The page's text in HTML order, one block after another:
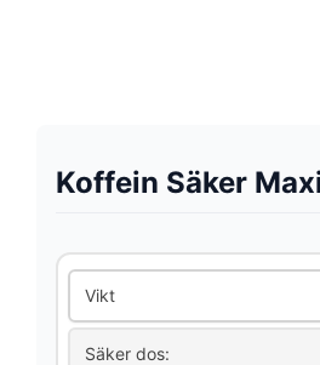
Koffein Säker
Vikt
Säker dos: